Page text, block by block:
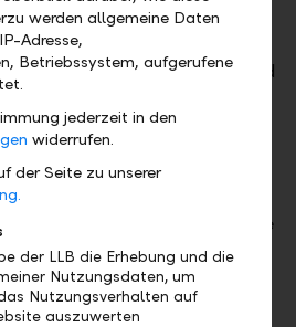
direkt aus der
Konto abrufbar oder
– er vereinfacht und
einer Zahlung. Auch eine
anwendbare und
LLB Online Banking
Von hier aus lassen
Funktionen in wenigen
der Entwicklung wurde
bereits sehr früh mit
getestet, so entstand eine
Benutzeroberfläche.
werden allgemeine Daten
Adresse,
Betriebssystem, aufgerufene
jederzeit in den
widerrufen.
der Seite zu unserer
der LLB die Erhebung und die
Nutzungsdaten, um
Nutzungsverhalten auf
auszuwerten